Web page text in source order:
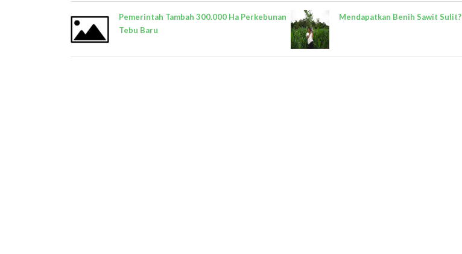
Pemerintah Tambah 300.000 Ha Perkebunan
Tebu Baru
Mendapatkan Benih Sawit Sulit?